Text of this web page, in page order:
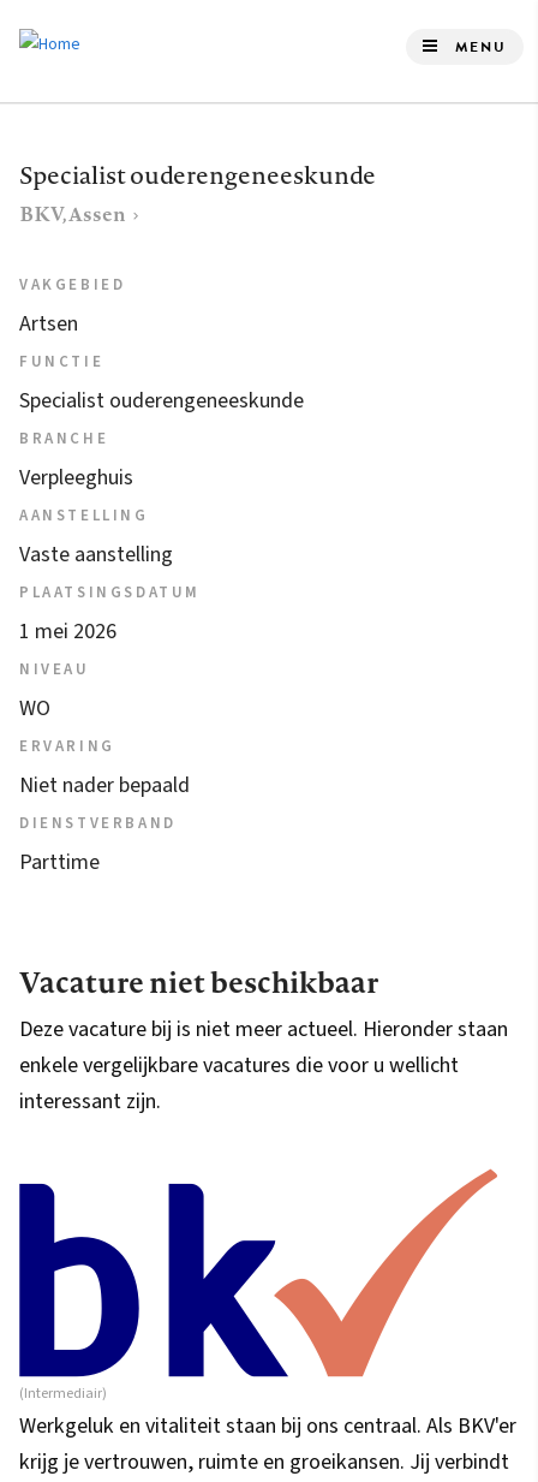
de
gaan
MENU
Specialist ouderengeneeskunde
BKV, Assen
VAKGEBIED
Artsen
FUNCTIE
Specialist ouderengeneeskunde
BRANCHE
Verpleeghuis
AANSTELLING
Vaste aanstelling
PLAATSINGSDATUM
1 mei 2026
NIVEAU
WO
ERVARING
Niet nader bepaald
DIENSTVERBAND
Parttime
Vacature niet beschikbaar
Deze vacature bij is niet meer actueel. Hieronder staan
enkele vergelijkbare vacatures die voor u wellicht
interessant zijn.
(Intermediair)
Werkgeluk en vitaliteit staan bij ons centraal. Als BKV'er
krijg je vertrouwen, ruimte en groeikansen. Jij verbindt